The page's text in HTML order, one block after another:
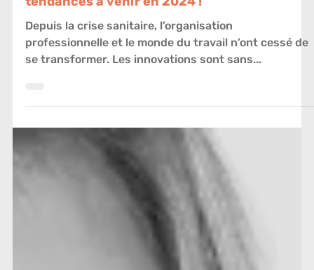
Changements organisationnels : Les 5
tendances à venir en 2024 !
Depuis la crise sanitaire, l’organisation
professionnelle et le monde du travail n’ont cessé de